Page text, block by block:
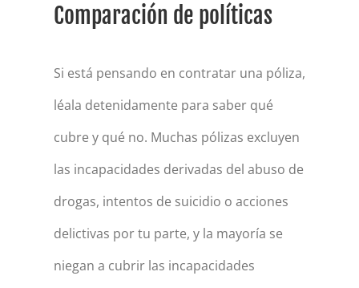
Comparación de políticas
Si está pensando en contratar una póliza,
léala detenidamente para saber qué
cubre y qué no. Muchas pólizas excluyen
las incapacidades derivadas del abuso de
drogas, intentos de suicidio o acciones
delictivas por tu parte, y la mayoría se
niegan a cubrir las incapacidades